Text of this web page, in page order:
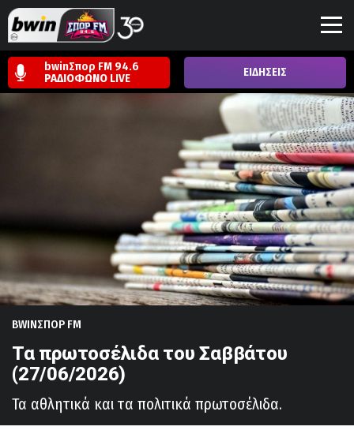
bwinΣπορ FM 94.6
ΡΑΔΙΟΦΩΝΟ LIVE ΕΙΔΗΣΕΙΣ
BWINΣΠΟΡ FM
Τα πρωτοσέλιδα του Σαββάτου
(27/06/2026)
Τα αθλητικά και τα πολιτικά πρωτοσέλιδα.